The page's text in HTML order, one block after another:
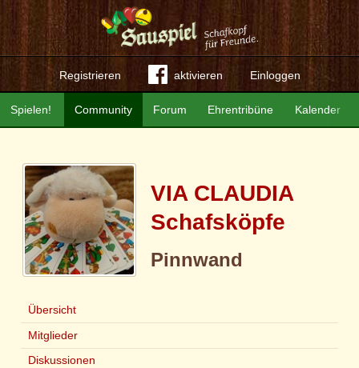
Registrieren aktivieren Einloggen
Community Forum Ehrentribüne Kalender
Spielen!
VIA CLAUDIA
Schafsköpfe
Pinnwand
Übersicht
Mitglieder
Diskussionen